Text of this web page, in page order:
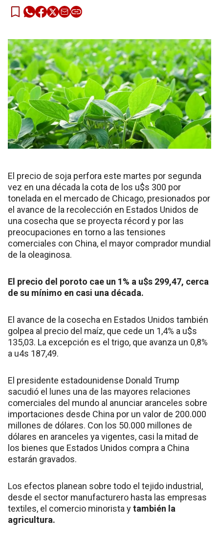
El precio de soja perfora este martes por segunda
vez en una década la cota de los u$s 300 por
tonelada en el mercado de Chicago, presionados por
el avance de la recolección en Estados Unidos de
una cosecha que se proyecta récord y por las
preocupaciones en torno a las tensiones
comerciales con China, el mayor comprador mundial
de la oleaginosa.
El precio del poroto cae un 1% a u$s 299,47, cerca
de su mínimo en casi una década.
El avance de la cosecha en Estados Unidos también
golpea al precio del maíz, que cede un 1,4% a u$s
135,03. La excepción es el trigo, que avanza un 0,8%
a u4s 187,49.
El presidente estadounidense Donald Trump
sacudió el lunes una de las mayores relaciones
comerciales del mundo al anunciar aranceles sobre
importaciones desde China por un valor de 200.000
millones de dólares. Con los 50.000 millones de
dólares en aranceles ya vigentes, casi la mitad de
los bienes que Estados Unidos compra a China
estarán gravados.
Los efectos planean sobre todo el tejido industrial,
desde el sector manufacturero hasta las empresas
textiles, el comercio minorista ytambién la
agricultura.